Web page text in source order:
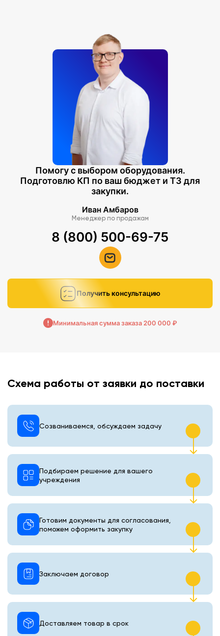
Помогу с выбором оборудования.
Подготовлю КП по ваш бюджет и ТЗ для
закупки.
Иван Амбаров
Менеджер по продажам
8 (800) 500-69-75
Получить консультацию
Минимальная сумма заказа 200 000 ₽
Схема работы от заявки до поставки
Созваниваемся, обсуждаем задачу
Подбираем решение для вашего
учреждения
Готовим документы для согласования,
поможем оформить закупку
Доставляем товар в срок
Заключаем договор